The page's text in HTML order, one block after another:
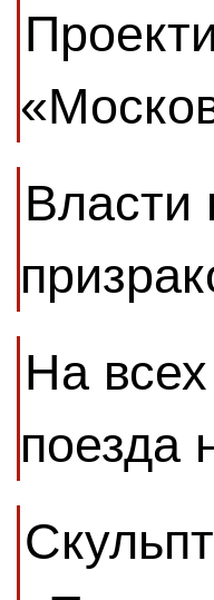
Власти
На
поезда